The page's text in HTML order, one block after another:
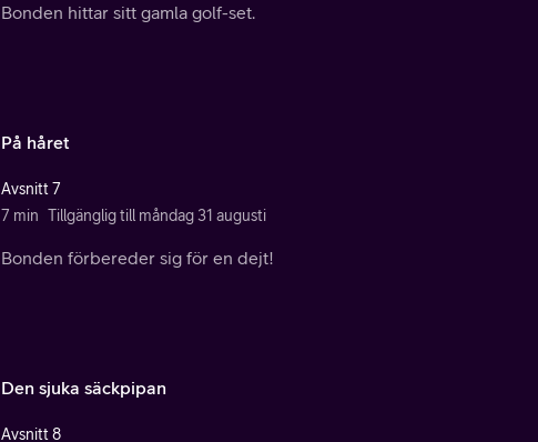
Bonden hittar sitt gamla golf-set.
På håret
Avsnitt 7
7 min Tillgänglig till måndag 31 augusti
Bonden förbereder sig för en dejt!
Den sjuka säckpipan
Avsnitt 8